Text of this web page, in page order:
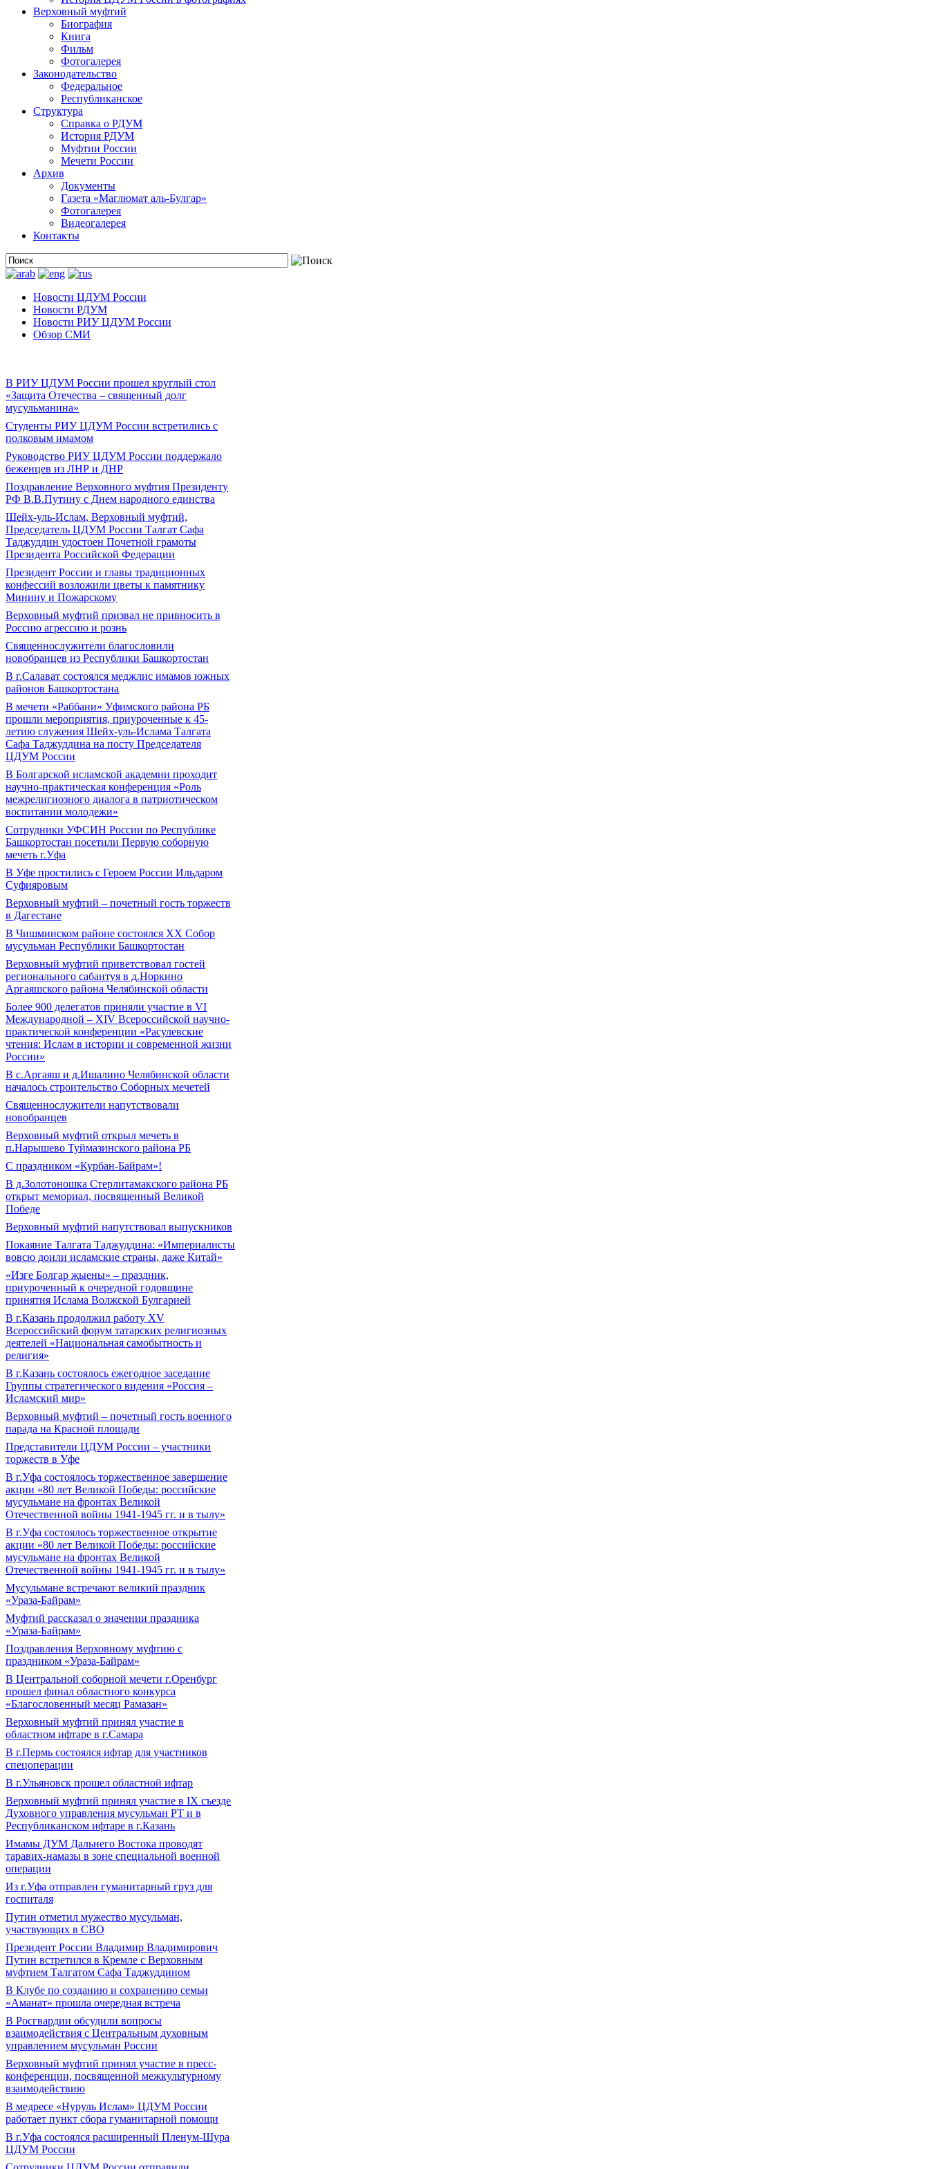
Верховный муфтий
Биография
Книга
Фильм
Фотогалерея
Законодательство
Федеральное
Республиканское
Структура
Справка о РДУМ
История РДУМ
Муфтии России
Мечети России
Архив
Документы
Газета «Маглюмат аль-Булгар»
Фотогалерея
Видеогалерея
Контакты
Новости ЦДУМ России
Новости РДУМ
Новости РИУ ЦДУМ России
Обзор СМИ
В РИУ ЦДУМ России прошел круглый стол
«Защита Отечества – священный долг
мусульманина»
Студенты РИУ ЦДУМ России встретились с
полковым имамом
Руководство РИУ ЦДУМ России поддержало
беженцев из ЛНР и ДНР
Поздравление Верховного муфтия Президенту
РФ В.В.Путину с Днем народного единства
Шейх-уль-Ислам, Верховный муфтий,
Председатель ЦДУМ России Талгат Сафа
Таджуддин удостоен Почетной грамоты
Президента Российской Федерации
Президент России и главы традиционных
конфессий возложили цветы к памятнику
Минину и Пожарскому
Верховный муфтий призвал не привносить в
Россию агрессию и рознь
Священнослужители благословили
новобранцев из Республики Башкортостан
В г.Салават состоялся меджлис имамов южных
районов Башкортостана
В мечети «Раббани» Уфимского района РБ
прошли мероприятия, приуроченные к 45-
летию служения Шейх-уль-Ислама Талгата
Сафа Таджуддина на посту Председателя
ЦДУМ России
В Болгарской исламской академии проходит
научно-практическая конференция «Роль
межрелигиозного диалога в патриотическом
воспитании молодежи»
Сотрудники УФСИН России по Республике
Башкортостан посетили Первую соборную
мечеть г.Уфа
В Уфе простились с Героем России Ильдаром
Суфияровым
Верховный муфтий – почетный гость торжеств
в Дагестане
В Чишминском районе состоялся XX Собор
мусульман Республики Башкортостан
Верховный муфтий приветствовал гостей
регионального сабантуя в д.Норкино
Аргаяшского района Челябинской области
Более 900 делегатов приняли участие в VI
Международной – ХIV Всероссийской научно-
практической конференции «Расулевские
чтения: Ислам в истории и современной жизни
России»
В с.Аргаяш и д.Ишалино Челябинской области
началось строительство Соборных мечетей
Священнослужители напутствовали
новобранцев
Верховный муфтий открыл мечеть в
п.Нарышево Туймазинского района РБ
С праздником «Курбан-Байрам»!
В д.Золотоношка Стерлитамакского района РБ
открыт мемориал, посвященный Великой
Победе
Верховный муфтий напутствовал выпускников
Покаяние Талгата Таджуддина: «Империалисты
вовсю доили исламские страны, даже Китай»
«Изге Болгар җыены» – праздник,
приуроченный к очередной годовщине
принятия Ислама Волжской Булгарией
В г.Казань продолжил работу XV
Всероссийский форум татарских религиозных
деятелей «Национальная самобытность и
религия»
В г.Казань состоялось ежегодное заседание
Группы стратегического видения «Россия –
Исламский мир»
Верховный муфтий – почетный гость военного
парада на Красной площади
Представители ЦДУМ России – участники
торжеств в Уфе
В г.Уфа состоялось торжественное завершение
акции «80 лет Великой Победы: российские
мусульмане на фронтах Великой
Отечественной войны 1941-1945 гг. и в тылу»
В г.Уфа состоялось торжественное открытие
акции «80 лет Великой Победы: российские
мусульмане на фронтах Великой
Отечественной войны 1941-1945 гг. и в тылу»
Мусульмане встречают великий праздник
«Ураза-Байрам»
Муфтий рассказал о значении праздника
«Ураза-Байрам»
Поздравления Верховному муфтию с
праздником «Ураза-Байрам»
В Центральной соборной мечети г.Оренбург
прошел финал областного конкурса
«Благословенный месяц Рамазан»
Верховный муфтий принял участие в
областном ифтаре в г.Самара
В г.Пермь состоялся ифтар для участников
спецоперации
В г.Ульяновск прошел областной ифтар
Верховный муфтий принял участие в IХ съезде
Духовного управления мусульман РТ и в
Республиканском ифтаре в г.Казань
Имамы ДУМ Дальнего Востока проводят
таравих-намазы в зоне специальной военной
операции
Из г.Уфа отправлен гуманитарный груз для
госпиталя
Путин отметил мужество мусульман,
участвующих в СВО
Президент России Владимир Владимирович
Путин встретился в Кремле с Верховным
муфтием Талгатом Сафа Таджуддином
В Клубе по созданию и сохранению семьи
«Аманат» прошла очередная встреча
В Росгвардии обсудили вопросы
взаимодействия с Центральным духовным
управлением мусульман России
Верховный муфтий принял участие в пресс-
конференции, посвященной межкультурному
взаимодействию
В медресе «Нуруль Ислам» ЦДУМ России
работает пункт сбора гуманитарной помощи
В г.Уфа состоялся расширенный Пленум-Шура
ЦДУМ России